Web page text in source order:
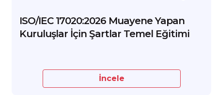
ISO/IEC 17020:2026 Muayene Yapan
Kuruluşlar İçin Şartlar Temel Eğitimi
İncele